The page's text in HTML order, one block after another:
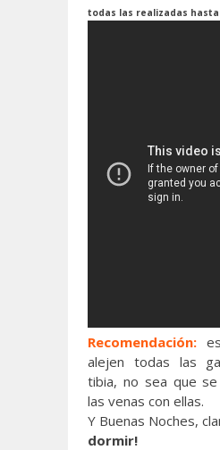
todas las realizadas
Recomendación:
alejen todas las
tibia, no sea que
las venas con ellas.
Y Buenas Noches,
dormir!